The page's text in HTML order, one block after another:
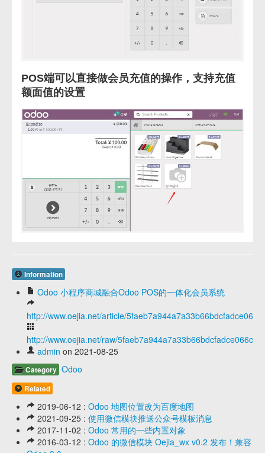
POS端可以直接做会员充值的操作，支持充值
额面值的设置
Information
Odoo 小程序商城融合Odoo POS的一体化会员系统
http://www.oejia.net/article/
http://www.oejia.net/raw/5faeb7a944a7a33b66bdcfadce066c23
admin on 2021-08-25
Category Odoo
Related
2019-06-12 : Odoo 地图位置改为百度地图
2021-09-25 : 使用微信模块推送公众号模板消息
2017-11-02 : Odoo 常用的一些内置对象
2016-03-12 : Odoo 的微信模块 Oejia_wx v0.2 发布！兼容